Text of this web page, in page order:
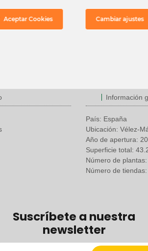
lo que necesites para cuidar estupendamente
Información
País: España
Ubicación: Vélez-
Año de apertura:
Superficie total:
Número de plantas:
Número de
Suscríbete a nuestra
newsletter
Aceptar Cookies Cambiar ajustes